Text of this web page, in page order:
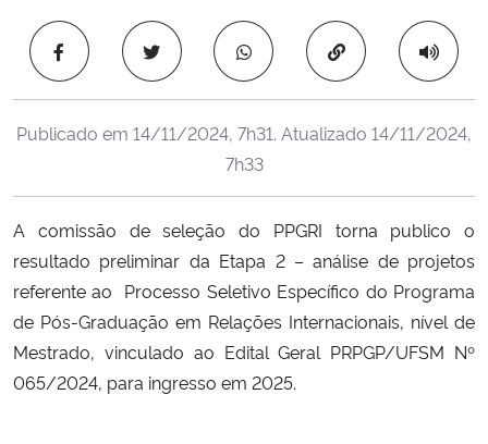
Ministério da Saúde
Ministério de Minas e Energia
Ministério da Ciência, Tecnologia, Inovações e Comunicações
Controladoria-Geral da União
Copiar para área
Publicado em 14/11/2024, 7h31. Atualizado 14/11/2024,
7h33
A comissão de seleção do PPGRI torna publico o
resultado preliminar da Etapa 2 – análise de projetos
referente ao Processo Seletivo Específico do Programa
de Pós-Graduação em Relações Internacionais, nível de
Mestrado, vinculado ao Edital Geral PRPGP/UFSM Nº
065/2024, para ingresso em 2025.